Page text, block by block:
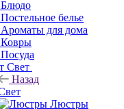
Блюдо
Назад